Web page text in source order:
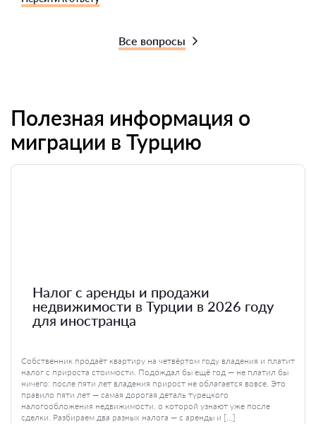
Все вопросы
Полезная информация о
миграции в Турцию
Налог с аренды и продажи
недвижимости в Турции в 2026 году
для иностранца
Собственник продаёт квартиру на четвёртом году владения и платит
налог с прироста стоимости. Подождал бы ещё год — не платил бы
ничего: после пяти лет владения прирост не облагается вовсе. Это
правило пяти лет — самая дорогая деталь турецкого
налогообложения недвижимости, о которой узнают уже после
сделки. Разбираем два разных налога — с аренды и […]